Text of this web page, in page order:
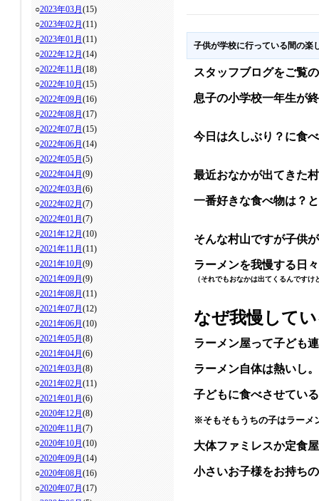
○2023年03月 (15)
○2023年02月 (11)
○2023年01月 (11)
○2022年12月 (14)
○2022年11月 (18)
○2022年10月 (15)
○2022年09月 (16)
○2022年08月 (17)
○2022年07月 (15)
○2022年06月 (14)
○2022年05月 (5)
○2022年04月 (9)
○2022年03月 (6)
○2022年02月 (7)
○2022年01月 (7)
○2021年12月 (10)
○2021年11月 (11)
○2021年10月 (9)
○2021年09月 (9)
○2021年08月 (11)
○2021年07月 (12)
○2021年06月 (10)
○2021年05月 (8)
○2021年04月 (6)
○2021年03月 (8)
○2021年02月 (11)
○2021年01月 (6)
○2020年12月 (8)
○2020年11月 (7)
○2020年10月 (10)
○2020年09月 (14)
○2020年08月 (16)
○2020年07月 (17)
子供が学校に行っている間の楽
スタッフブログをご覧
息子の小学校一年生が
今日は久しぶり？に食
最近おなかが出てきた
一番好きな食べ物は？
そんな村山ですが子供
ラーメンを我慢する日
（それでもおなかは出てくるんです
なぜ我慢して
ラーメン屋って子ども
ラーメン自体は熱いし
子どもに食べさせてい
※そもそもうちの子はラーメ
大体ファミレスか定食
小さいお子様をお持ち